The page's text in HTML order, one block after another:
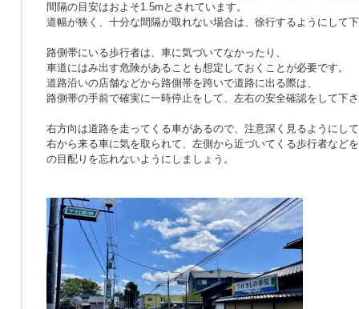
間隔の目安はおよそ1.5mとされています。
道幅が狭く、十分な間隔が取れない場合は、徐行するようにして
路側帯にいる歩行者は、車に気づいてなかったり、
車道にはみ出す危険があることも想定しておくことが必要です。
道路沿いの店舗などから路側帯を跨いで道路に出る際は、
路側帯の手前で確実に一時停止をして、左右の安全確認をして下
右方向は道路を走ってくる車があるので、注意深く見るようにし
右から来る車に気を取られて、左側から近づいてくる歩行者など
の目配りを忘れないようにしましょう。